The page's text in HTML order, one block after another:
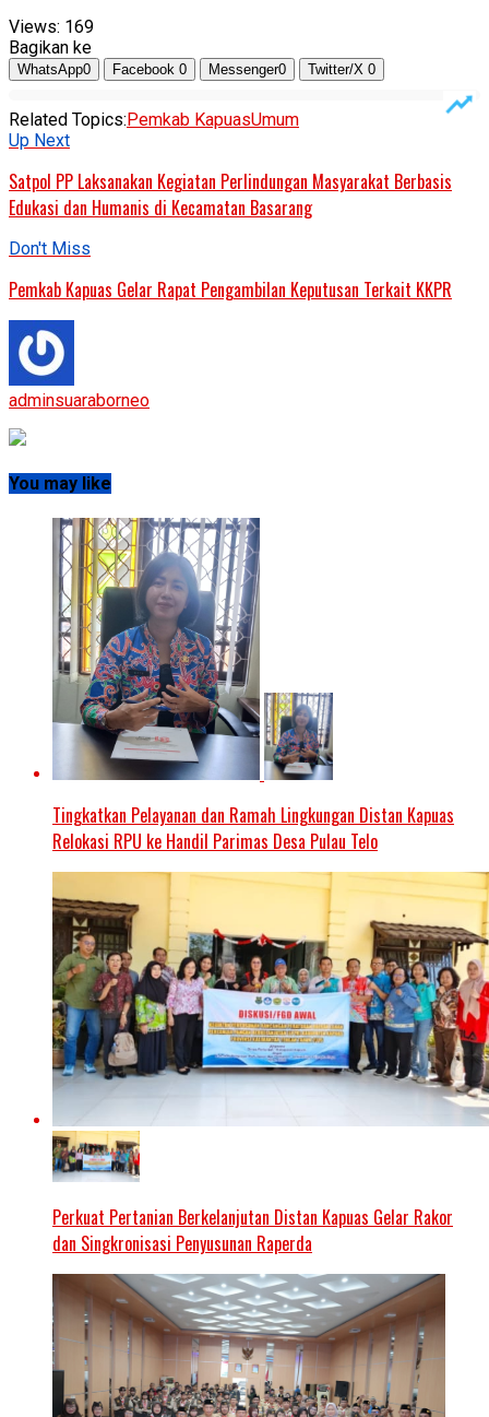
Views: 169
Bagikan ke
WhatsApp0 Facebook 0 Messenger0 Twitter/X 0
Related Topics:Pemkab KapuasUmum
Up Next
Satpol PP Laksanakan Kegiatan Perlindungan Masyarakat Berbasis
Edukasi dan Humanis di Kecamatan Basarang
Don't Miss
Pemkab Kapuas Gelar Rapat Pengambilan Keputusan Terkait KKPR
adminsuaraborneo
You may like
Tingkatkan Pelayanan dan Ramah Lingkungan Distan Kapuas
Relokasi RPU ke Handil Parimas Desa Pulau Telo
Perkuat Pertanian Berkelanjutan Distan Kapuas Gelar Rakor
dan Singkronisasi Penyusunan Raperda